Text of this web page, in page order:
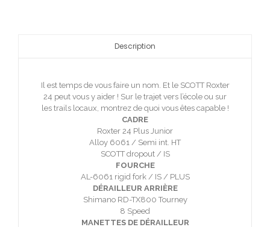
Description
Il est temps de vous faire un nom. Et le SCOTT Roxter
24 peut vous y aider ! Sur le trajet vers l’école ou sur
les trails locaux, montrez de quoi vous êtes capable !
CADRE
Roxter 24 Plus Junior
Alloy 6061 / Semi int. HT
SCOTT dropout / IS
FOURCHE
AL-6061 rigid fork / IS / PLUS
DÉRAILLEUR ARRIÈRE
Shimano RD-TX800 Tourney
8 Speed
MANETTES DE DÉRAILLEUR